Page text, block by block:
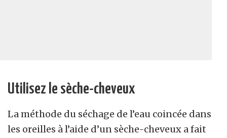
Utilisez le sèche-cheveux
La méthode du séchage de l’eau coincée dans
les oreilles à l’aide d’un sèche-cheveux a fait